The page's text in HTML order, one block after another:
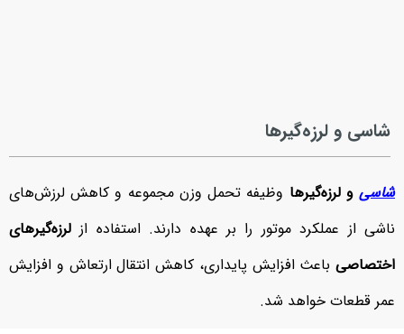
شاسی و لرزه‌گیرها
شاسیو لرزه‌گیرها وظیفه تحمل وزن مجموعه و کاهش لرزش‌های
ناشی از عملکرد موتور را بر عهده دارند. استفاده از لرزه‌گیرهای
اختصاصی باعث افزایش پایداری، کاهش انتقال ارتعاش و افزایش
عمر قطعات خواهد شد.